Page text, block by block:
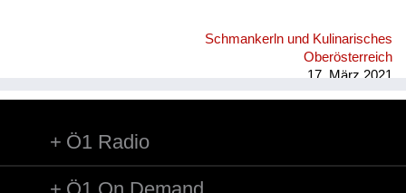
Schmankerln und Kulinarisches
Oberösterreich
17. März 2021
Ö1 Radio